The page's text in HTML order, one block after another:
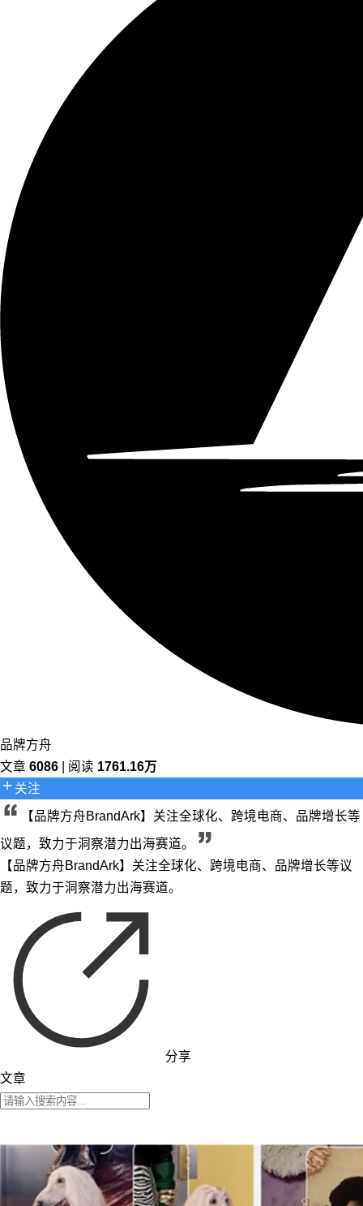
品牌方舟
文章 6086 | 阅读 1761.16万
关注
【品牌方舟BrandArk】关注全球化、跨境电商、品牌增长等
议题，致力于洞察潜力出海赛道。
【品牌方舟BrandArk】关注全球化、跨境电商、品牌增长等议
题，致力于洞察潜力出海赛道。
分享
文章